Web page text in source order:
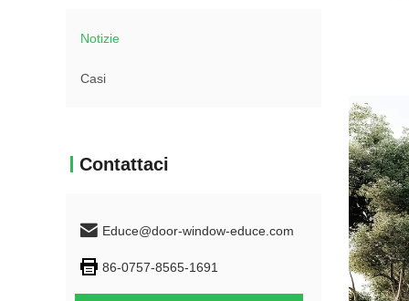
Notizie
Casi
Contattaci
Educe@door-window-educe.com
86-0757-8565-1691